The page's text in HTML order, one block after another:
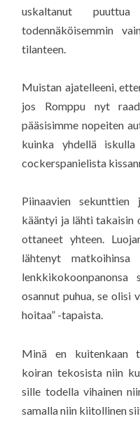
uskaltanut
todennäköisemmin
tilanteen.
Muistan ajatelleeni,
jos Romppu nyt
pääsisimme nopeiten
kuinka yhdellä
cockerspanielista
Piinaavien
kääntyi ja lähti takaisin
ottaneet yhteen.
lähtenyt matkoihinsa
osannut puhua, se olisi
hoitaa” -tapaista.
Minä en kuitenkaan
koiran tekosista niin
sille todella vihainen
samalla niin kiitollinen